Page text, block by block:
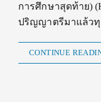
การศึกษาสุดท้าย)
ปริญญาตรีมาแล้ว
CONTINUE